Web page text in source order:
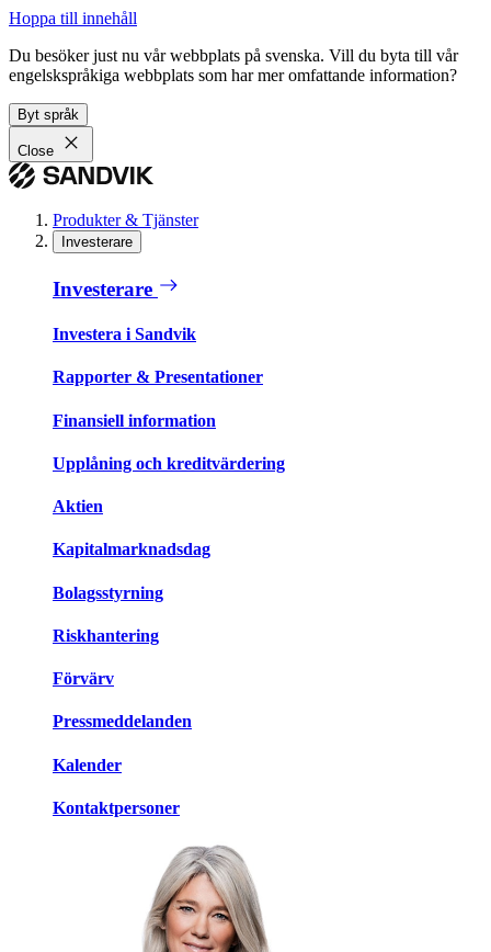
Hoppa till innehåll
Du besöker just nu vår webbplats på svenska. Vill du byta till vår
engelskspråkiga webbplats som har mer omfattande information?
Byt språk
Close
Produkter & Tjänster
Investerare
Investerare
Investera i Sandvik
Rapporter & Presentationer
Finansiell information
Upplåning och kreditvärdering
Aktien
Kapitalmarknadsdag
Bolagsstyrning
Riskhantering
Förvärv
Pressmeddelanden
Kalender
Kontaktpersoner